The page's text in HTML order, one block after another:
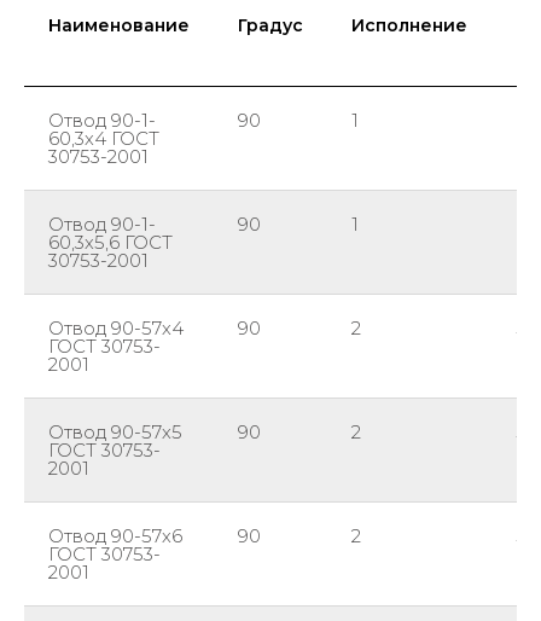
Наименование Градус Исполнение
Отвод 90-1-
60,3х4 ГОСТ
30753-2001
90 1
Отвод 90-1-
60,3х5,6 ГОСТ
30753-2001
90 1
Отвод 90-57х4
ГОСТ 30753-
2001
90 2 57
Отвод 90-57х5
ГОСТ 30753-
2001
90 2 57
Отвод 90-57х6
ГОСТ 30753-
2001
90 2 57